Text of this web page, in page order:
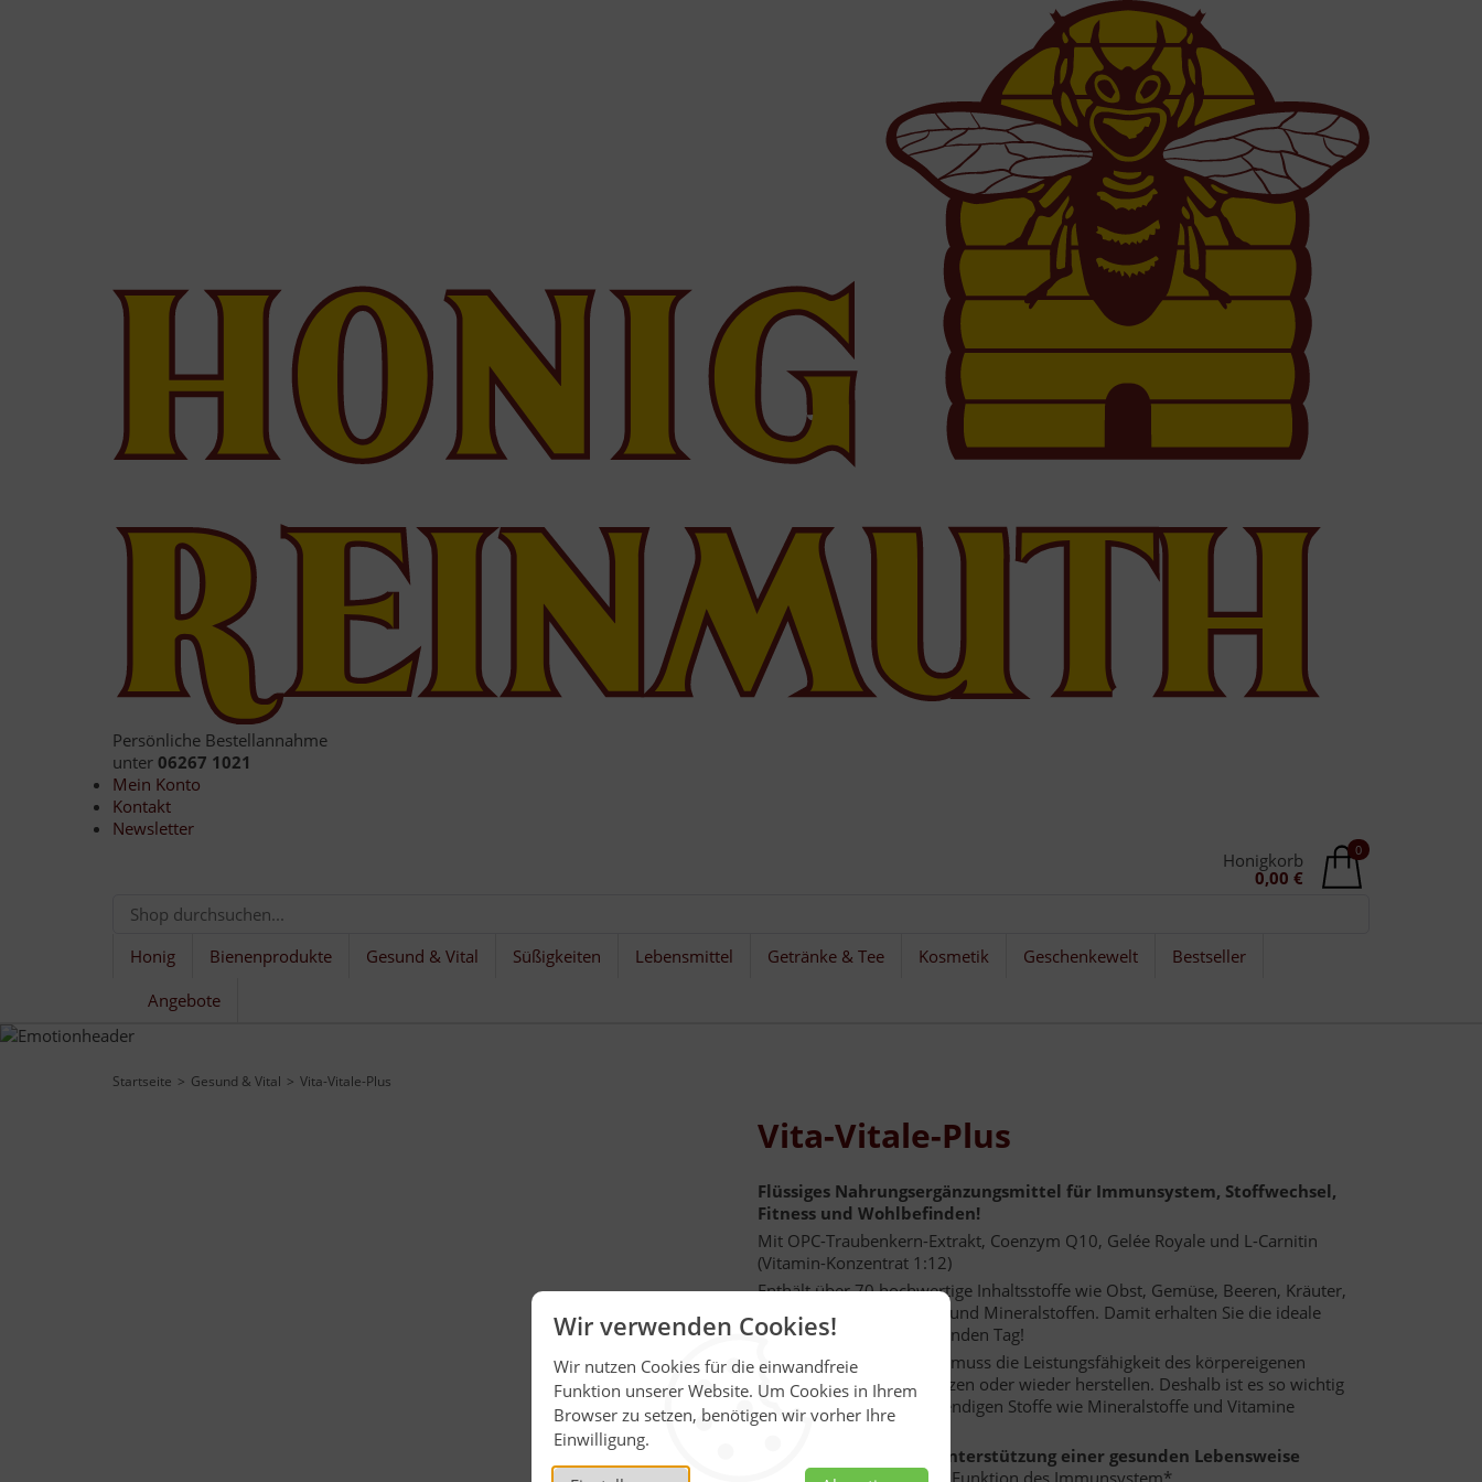
Wir verwenden Cookies!
Wir nutzen Cookies für die einwandfreie
Funktion unserer Website. Um Cookies in Ihrem
Browser zu setzen, benötigen wir vorher Ihre
Einwilligung.
Persönliche Bestellannahme
unter 06267 1021
Mein Konto
Kontakt
Newsletter
0
Honigkorb
0,00 €
Honig Bienenprodukte Gesund & Vital Süßigkeiten Lebensmittel Getränke & Tee Kosmetik Geschenkewelt
Bestseller
Angebote
Startseite Gesund & Vital Vita-Vitale-Plus
Vita-Vitale-Plus
Flüssiges Nahrungsergänzungsmittel für Immunsystem, Stoffwechsel,
Fitness und Wohlbefinden!
Mit OPC-Traubenkern-Extrakt, Coenzym Q10, Gelée Royale und L-Carnitin
(Vitamin-Konzentrat 1:12)
Enthält über 70 hochwertige Inhaltsstoffe wie Obst, Gemüse, Beeren, Kräuter,
Gewürze sowie Vitamine und Mineralstoffen. Damit erhalten Sie die ideale
Ergänzung zu einem gesunden Tag!
Eine sinnvolle Ernährung muss die Leistungsfähigkeit des körpereigenen
Immunsystems unterstützen oder wieder herstellen. Deshalb ist es so wichtig
diesem System die notwendigen Stoffe wie Mineralstoffe und Vitamine
zuzuführen.
Vita-Vitale Plus - zur Unterstützung einer gesunden Lebensweise
Unterstützt eine normale Funktion des Immunsystem*